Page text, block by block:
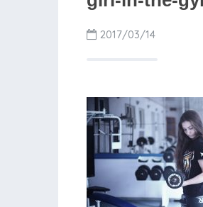
2017/03/14